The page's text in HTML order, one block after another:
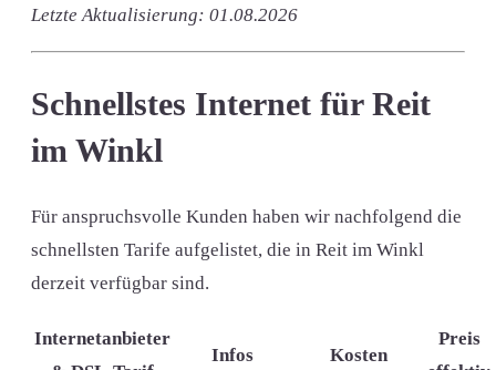
Letzte Aktualisierung: 01.08.2026
Schnellstes Internet für Reit
im Winkl
Für anspruchsvolle Kunden haben wir nachfolgend die
schnellsten Tarife aufgelistet, die in Reit im Winkl
derzeit verfügbar sind.
Internetanbieter
Infos Kosten
Preis